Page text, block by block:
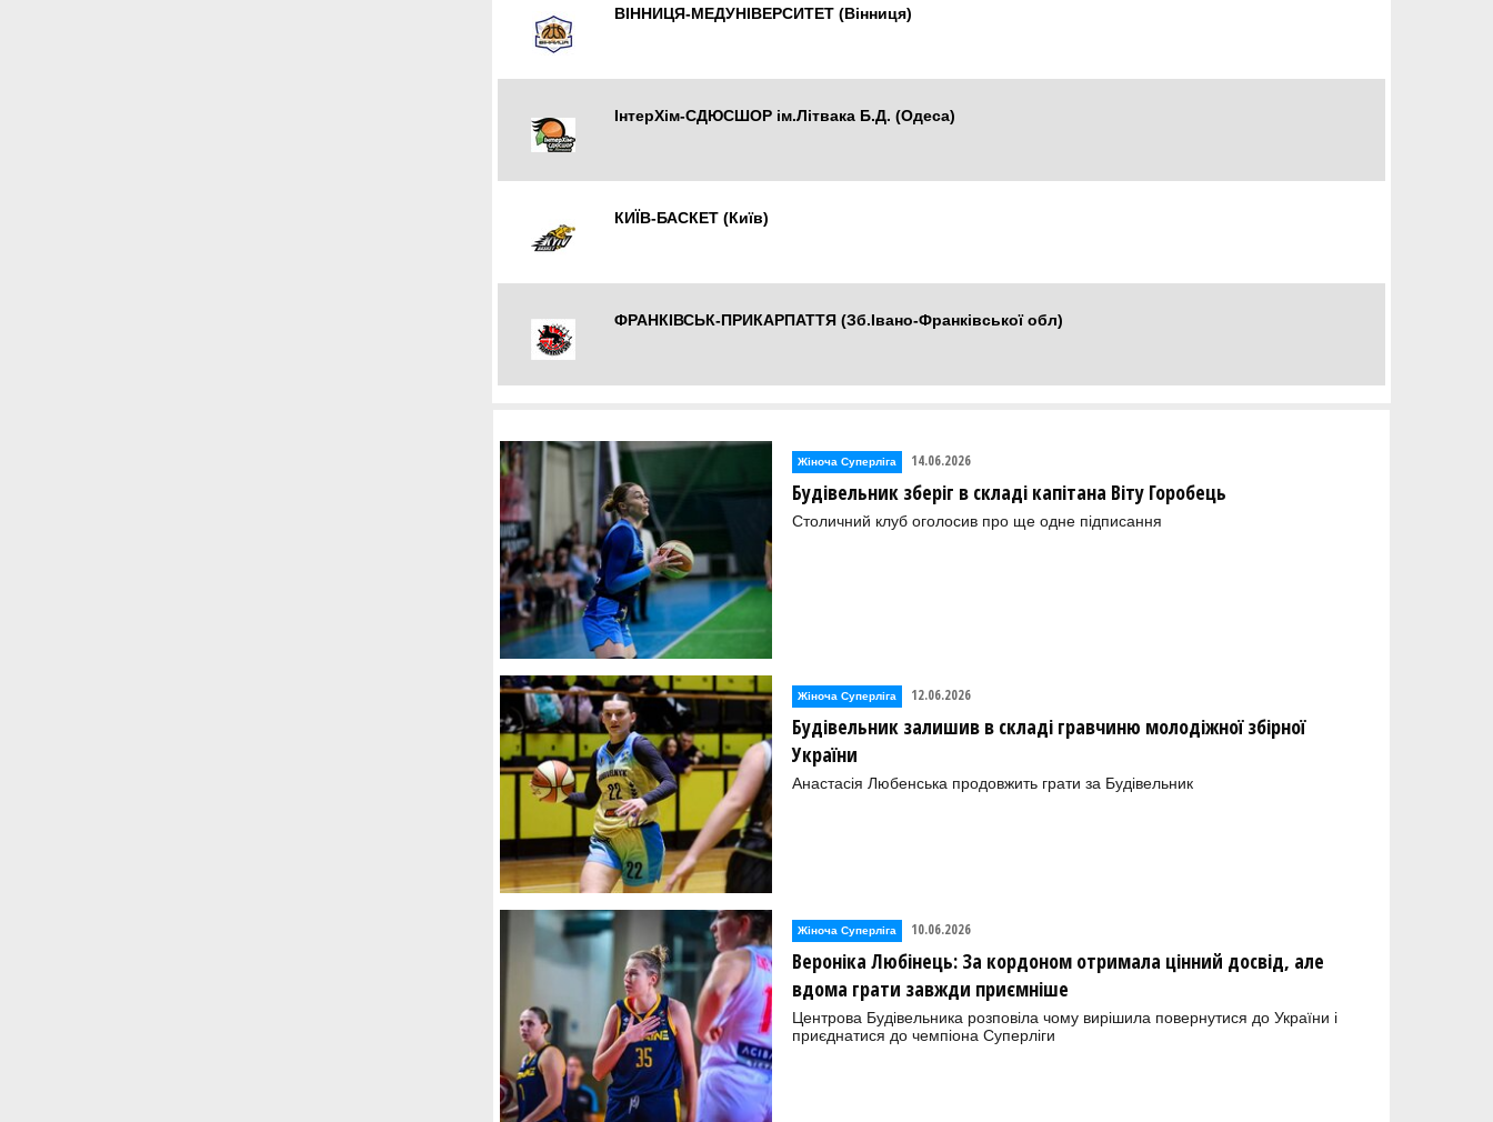
ВІННИЦЯ-МЕДУНІВЕРСИТЕТ (Вінниця)
ІнтерХім-СДЮСШОР ім.Літвака Б.Д. (Одеса)
КИЇВ-БАСКЕТ (Київ)
ФРАНКІВСЬК-ПРИКАРПАТТЯ (Зб.Івано-Франківської обл)
Жіноча Суперліга 14.06.2026
Будівельник зберіг в складі капітана Віту Горобець
Столичний клуб оголосив про ще одне підписання
Жіноча Суперліга 12.06.2026
Будівельник залишив в складі гравчиню молодіжної збірної
України
Анастасія Любенська продовжить грати за Будівельник
Жіноча Суперліга 10.06.2026
Вероніка Любінець: За кордоном отримала цінний досвід, але
вдома грати завжди приємніше
Центрова Будівельника розповіла чому вирішила повернутися до України і
приєднатися до чемпіона Суперліги